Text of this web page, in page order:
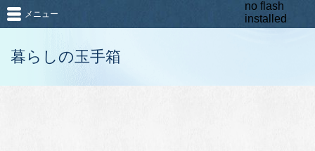
暮らしの玉手箱
メニュー
no flash
installed